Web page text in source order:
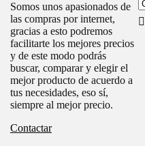
Somos unos apasionados de
las compras por internet,
gracias a esto podremos
facilitarte los mejores precios
y de este modo podrás
buscar, comparar y elegir el
mejor producto de acuerdo a
tus necesidades, eso sí,
siempre al mejor precio.
Contactar